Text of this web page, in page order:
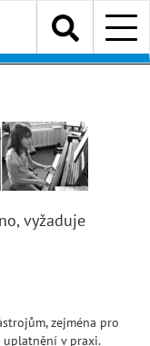
Menu
vyžaduje
zejména pro
uplatnění v praxi.